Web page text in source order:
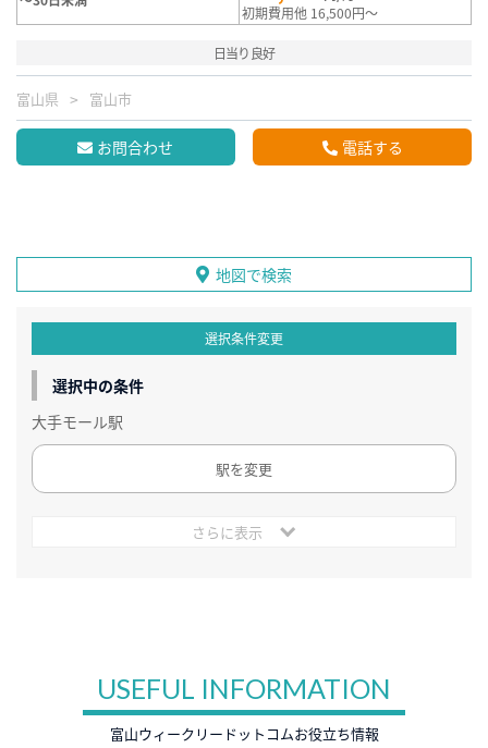
初期費用他 16,500円～
日当り良好
富山県 富山市
お問合わせ 電話する
地図で検索
選択条件変更
選択中の条件
大手モール駅
駅を変更
さらに表示
USEFUL INFORMATION
富山ウィークリードットコムお役立ち情報